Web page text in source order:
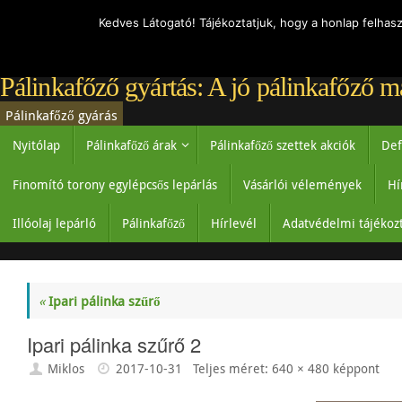
Pálinkafőző gyártás: A jó pálinkafőző
Pálinkafőző gyárás
Nyitólap Pálinkafőző árak Pálinkafőző szettek akciók
Finomító torony egylépcsős lepárlás Vásárlói vélemények
Illóolaj lepárló Pálinkafőző Hírlevél Adatvédelmi
«Ipari pálinka szűrő
Ipari pálinka szűrő 2
Miklos 2017-10-31 Teljes méret:640 × 480 képpont
Kedves Látogató! Tájékoztatjuk, hogy a honlap